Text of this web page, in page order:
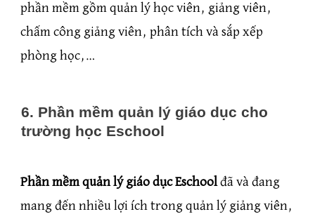
phần mềm gồm quản lý học viên, giảng viên,
chấm công giảng viên, phân tích và sắp xếp
phòng học,…
6. Phần mềm quản lý giáo dục cho
trường học Eschool
Phần mềm quản lý giáo dục Eschoolđã và đang
mang đến nhiều lợi ích trong quản lý giảng viên,